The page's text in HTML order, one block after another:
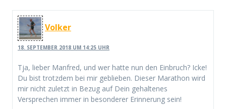
Volker
18. SEPTEMBER 2018 UM 14:25 UHR
Tja, lieber Manfred, und wer hatte nun den Einbruch? Icke!
Du bist trotzdem bei mir geblieben. Dieser Marathon wird
mir nicht zuletzt in Bezug auf Dein gehaltenes
Versprechen immer in besonderer Erinnerung sein!